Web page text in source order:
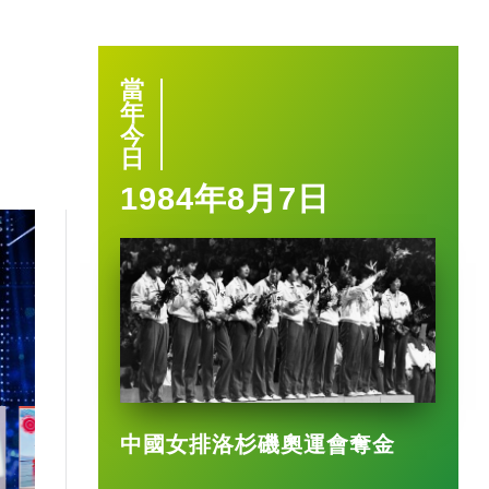
1:40
當
年
今
日
1984年8月7日
中國女排洛杉磯奧運會奪金